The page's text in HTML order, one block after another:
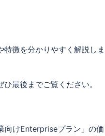
徴を分かりやすく解説しま
最後までご覧ください。
向けEnterpriseプラン」の価